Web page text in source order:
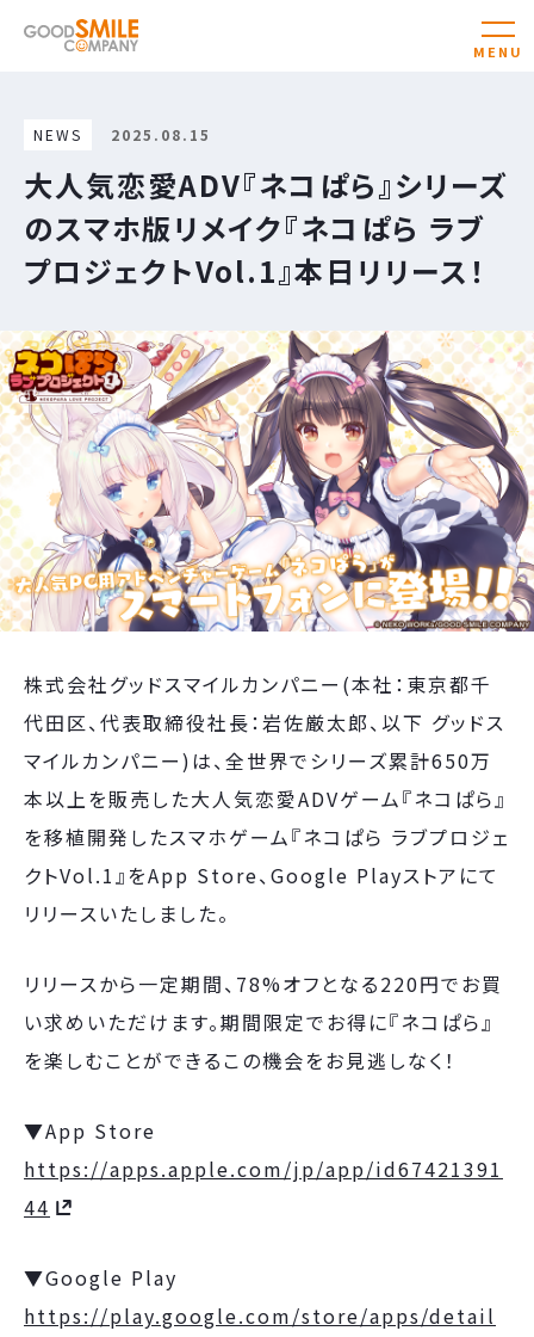
NEWS 2025.08.15
大人気恋愛ADV『ネコぱら』シリーズ
のスマホ版リメイク『ネコぱら ラブ
プロジェクトVol.1』本日リリース！
株式会社グッドスマイルカンパニー(本社：東京都千
代田区、代表取締役社長：岩佐厳太郎、以下 グッドス
マイルカンパニー)は、全世界でシリーズ累計650万
本以上を販売した大人気恋愛ADVゲーム『ネコぱら』
を移植開発したスマホゲーム『ネコぱら ラブプロジェ
クトVol.1』をApp Store、Google Playストアにて
リリースいたしました。
リリースから一定期間、78%オフとなる220円でお買
い求めいただけます。期間限定でお得に『ネコぱら』
を楽しむことができるこの機会をお見逃しなく！
▼App Store
https://apps.apple.com/jp/app/id67421391
44
▼Google Play
https://play.google.com/store/apps/detail